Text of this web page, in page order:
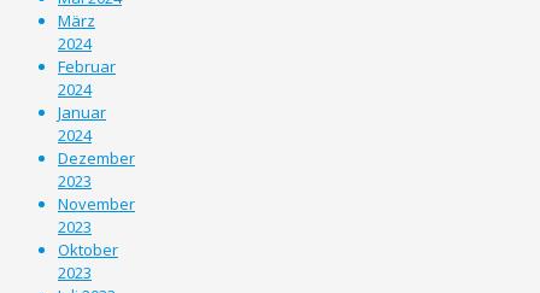
März
2024
Februar
2024
Januar
2024
Dezember
2023
November
2023
Oktober
2023